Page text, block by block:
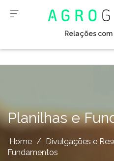
Relações
Planilhas e
Home / Divulgações e
Fundamentos